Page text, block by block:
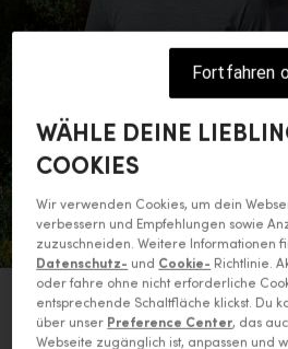
Die Kunst natürlicher Weichheit.
WÄHLE DEINE
COOKIES
Wir verwenden Cookies, um dein
verbessern und Empfehlungen sowie
zuzuschneiden. Weitere Informationen
Datenschutz- und Cookie- Richtlinie.
oder fahre ohne nicht erforderliche
entsprechende Schaltfläche klickst. Du
über unser Preference Center, das
Webseite zugänglich ist, anpassen und
Fortfahren